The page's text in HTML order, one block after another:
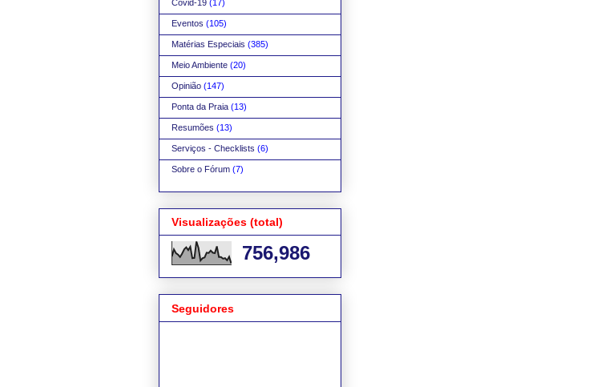
Covid-19 (17)
Eventos (105)
Matérias Especiais (385)
Meio Ambiente (20)
Opinião (147)
Ponta da Praia (13)
Resumões (13)
Serviços - Checklists (6)
Sobre o Fórum (7)
Visualizações (total)
756,986
Seguidores